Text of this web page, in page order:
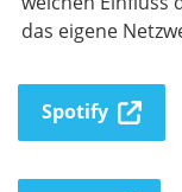
das eigene
Spotify